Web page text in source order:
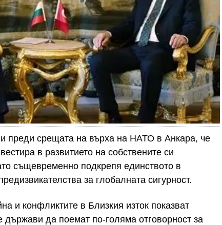
преди срещата на върха на НАТО в Анкара, че
в развитието на собствените си
същевременно подкрепя единството в
за глобалната сигурност.
и конфликтите в Близкия изток показват
държави да поемат по-голяма отговорност за